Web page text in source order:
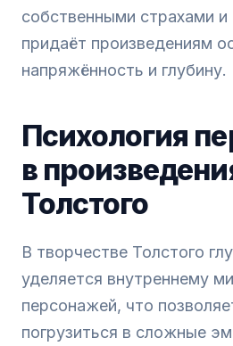
собственными страхами
придаёт произведениям
напряжённость и глубину.
Психология
в
Толстого
В творчестве Толстого
уделяется внутреннему
персонажей, что
погрузиться в сложные